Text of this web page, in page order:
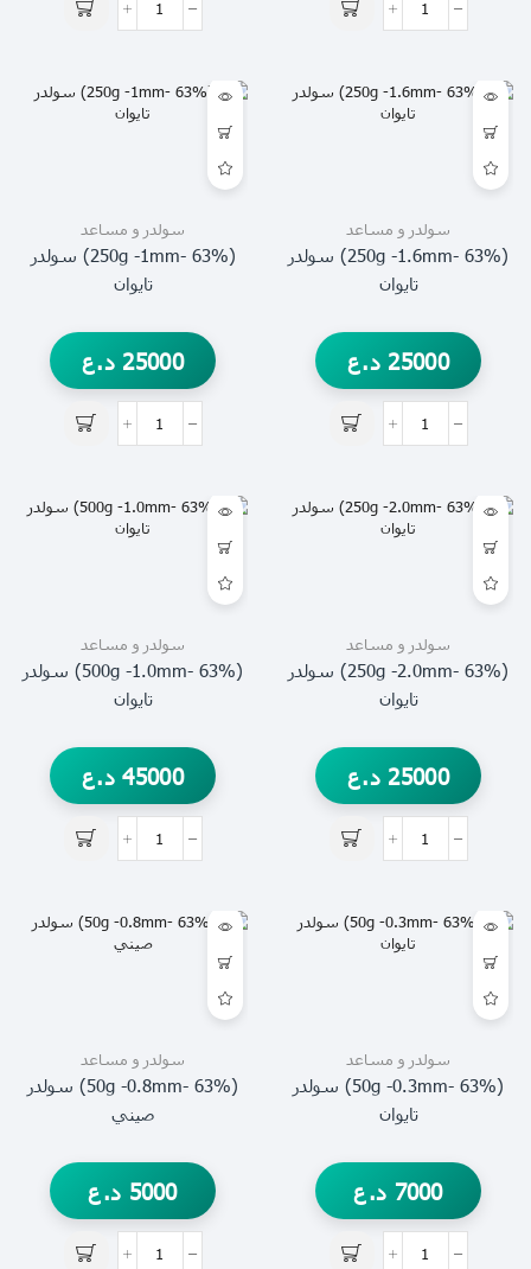
سولدر و مساعد
(63% -250g -1.6mm) سولدر
تايوان
25000 د.ع
سولدر و مساعد
(63% -250g -1mm) سولدر
تايوان
25000 د.ع
سولدر و مساعد
(63% -250g -2.0mm) سولدر
تايوان
25000 د.ع
سولدر و مساعد
(63% -500g -1.0mm) سولدر
تايوان
45000 د.ع
سولدر و مساعد
(63% -50g -0.3mm) سولدر
تايوان
7000 د.ع
سولدر و مساعد
(63% -50g -0.8mm) سولدر
صيني
5000 د.ع